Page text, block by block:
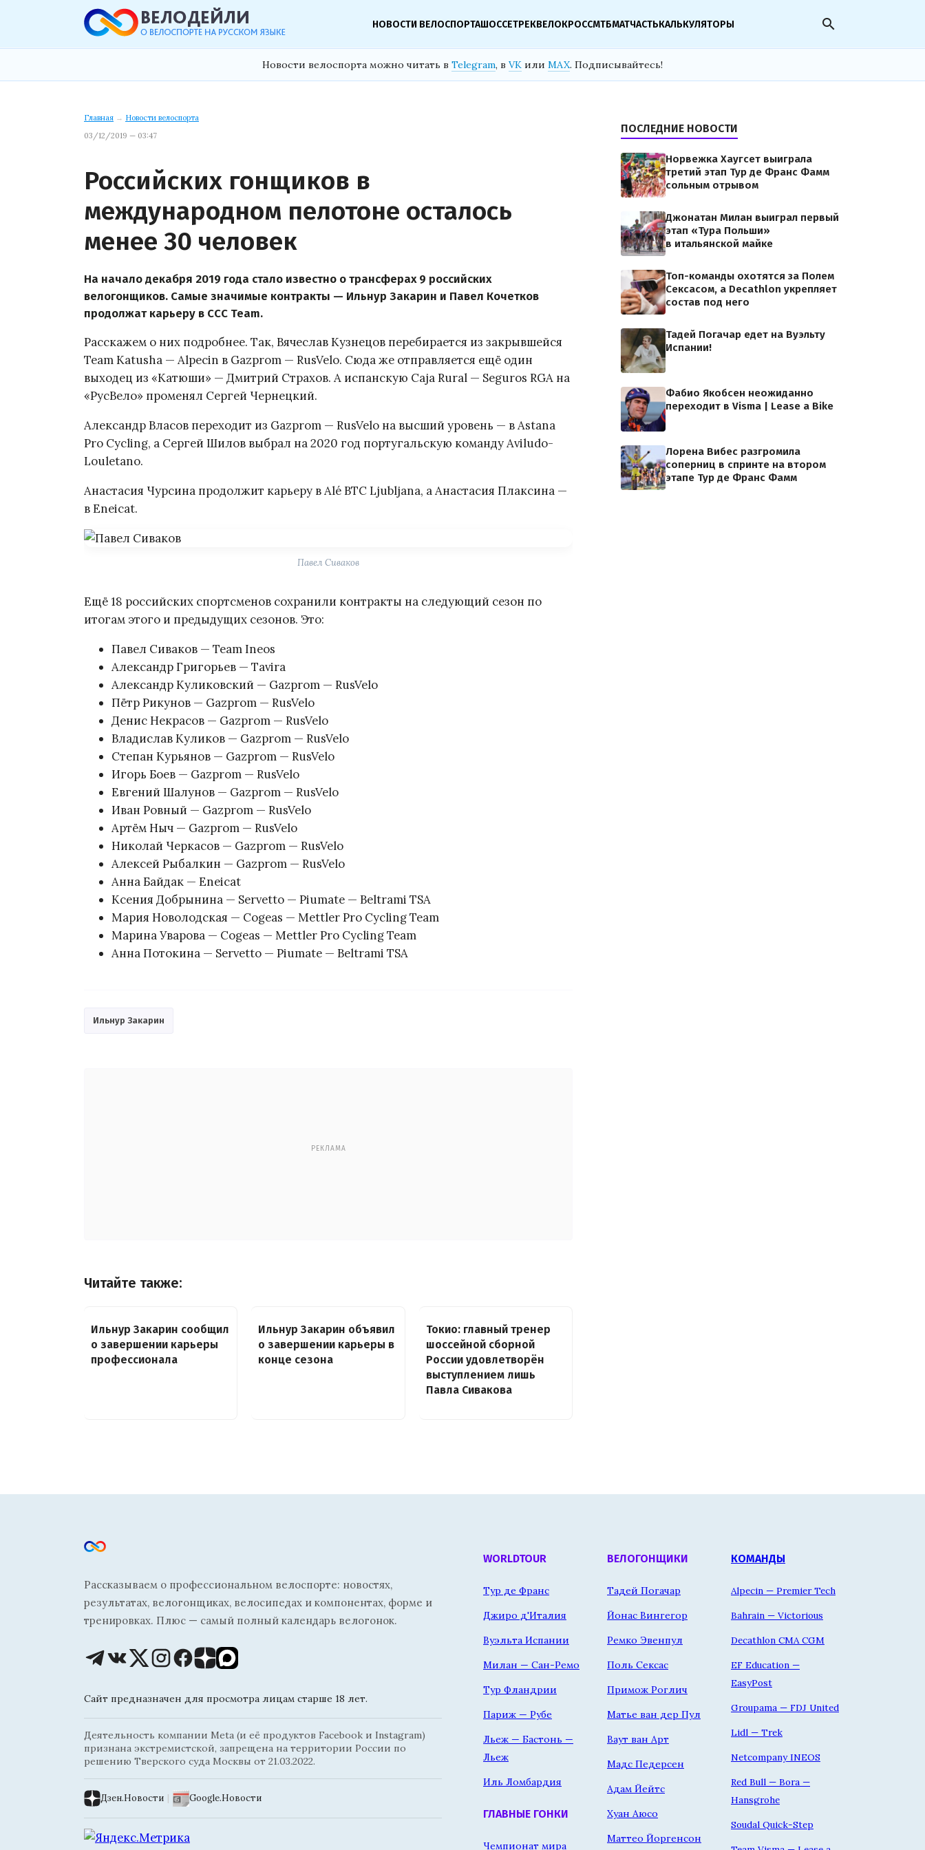
НОВОСТИ ВЕЛОСПОРТАШОССЕТРЕКВЕЛОКРОССМТБМАТЧАСТЬКАЛЬКУЛЯТОРЫ search
Новости велоспорта можно читать в Telegram, в VK или MAX. Подписывайтесь!
Главная → Новости велоспорта
03/12/2019 — 03:47
Российских гонщиков в
международном пелотоне осталось
менее 30 человек
На начало декабря 2019 года стало известно о трансферах 9 российских
велогонщиков. Самые значимые контракты — Ильнур Закарин и Павел Кочетков
продолжат карьеру в CCC Team.
Расскажем о них подробнее. Так, Вячеслав Кузнецов перебирается из закрывшейся
Team Katusha — Alpecin в Gazprom — RusVelo. Сюда же отправляется ещё один
выходец из «Катюши» — Дмитрий Страхов. А испанскую Caja Rural — Seguros RGA на
«РусВело» променял Сергей Чернецкий.
Александр Власов переходит из Gazprom — RusVelo на высший уровень — в Astana
Pro Cycling, а Сергей Шилов выбрал на 2020 год португальскую команду Aviludo-
Louletano.
Анастасия Чурсина продолжит карьеру в Alé BTC Ljubljana, а Анастасия Плаксина —
в Eneicat.
Павел Сиваков
Ещё 18 российских спортсменов сохранили контракты на следующий сезон по
итогам этого и предыдущих сезонов. Это:
Павел Сиваков — Team Ineos
Александр Григорьев — Tavira
Александр Куликовский — Gazprom — RusVelo
Пётр Рикунов — Gazprom — RusVelo
Денис Некрасов — Gazprom — RusVelo
Владислав Куликов — Gazprom — RusVelo
Степан Курьянов — Gazprom — RusVelo
Игорь Боев — Gazprom — RusVelo
Евгений Шалунов — Gazprom — RusVelo
Иван Ровный — Gazprom — RusVelo
Артём Ныч — Gazprom — RusVelo
Николай Черкасов — Gazprom — RusVelo
Алексей Рыбалкин — Gazprom — RusVelo
Анна Байдак — Eneicat
Ксения Добрынина — Servetto — Piumate — Beltrami TSA
Мария Новолодская — Cogeas — Mettler Pro Cycling Team
Марина Уварова — Cogeas — Mettler Pro Cycling Team
Анна Потокина — Servetto — Piumate — Beltrami TSA
Ильнур Закарин
РЕКЛАМА
Читайте также:
Ильнур Закарин сообщил
о завершении карьеры
профессионала
Ильнур Закарин объявил
о завершении карьеры в
конце сезона
Токио: главный тренер
шоссейной сборной
России удовлетворён
выступлением лишь
Павла Сивакова
ПОСЛЕДНИЕ НОВОСТИ
Норвежка Хаугсет выиграла
третий этап Тур де Франс Фамм
сольным отрывом
Джонатан Милан выиграл первый
этап «Тура Польши»
в итальянской майке
Топ-команды охотятся за Полем
Сексасом, а Decathlon укрепляет
состав под него
Тадей Погачар едет на Вуэльту
Испании!
Фабио Якобсен неожиданно
переходит в Visma | Lease a Bike
Лорена Вибес разгромила
соперниц в спринте на втором
этапе Тур де Франс Фамм
Рассказываем о профессиональном велоспорте: новостях,
результатах, велогонщиках, велосипедах и компонентах, форме и
тренировках. Плюс — самый полный календарь велогонок.
Сайт предназначен для просмотра лицам старше 18 лет.
Деятельность компании Meta (и её продуктов Facebook и Instagram)
признана экстремистской, запрещена на территории России по
решению Тверского суда Москвы от 21.03.2022.
Дзен.Новости | Google.Новости
WORLDTOUR
Тур де Франс
Джиро д'Италия
Вуэльта Испании
Милан — Сан-Ремо
Тур Фландрии
Париж — Рубе
Льеж — Бастонь —
Льеж
Иль Ломбардия
ГЛАВНЫЕ ГОНКИ
Чемпионат мира
ВЕЛОГОНЩИКИ
Тадей Погачар
Йонас Вингегор
Ремко Эвенпул
Поль Сексас
Примож Роглич
Матье ван дер Пул
Ваут ван Арт
Мадс Педерсен
Адам Йейтс
Хуан Аюсо
Маттео Йоргенсон
КОМАНДЫ
Alpecin — Premier Tech
Bahrain — Victorious
Decathlon CMA CGM
EF Education —
EasyPost
Groupama — FDJ United
Lidl — Trek
Netcompany INEOS
Red Bull — Bora —
Hansgrohe
Soudal Quick-Step